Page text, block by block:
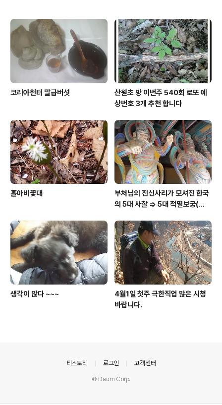
코리아헌터 말굽버섯
산원초 방 이번주 540회 로또 예
상번호 3개 추천 합니다
홀아비꽃대
부처님의 진신사리가 모셔진 한국
의 5대 사찰 => 5대 적멸보궁(寂
생각이 많다 ~~~
4월1일 첫주 극한직업 많은 시청
바랍니다.
티스토리 로그인 고객센터
© Daum Corp.